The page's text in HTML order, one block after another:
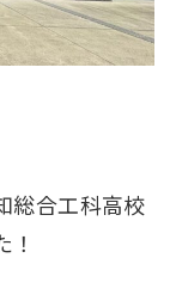
総合工科高校